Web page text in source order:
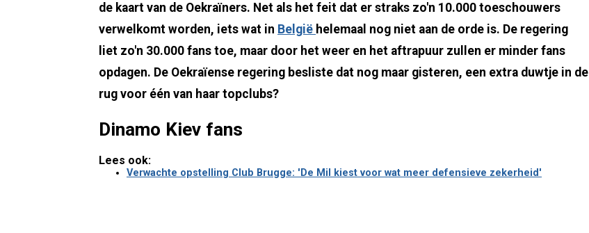
de kaart van de Oekraïners. Net als het feit dat er straks zo'n 10.000 toeschouwers
verwelkomt worden, iets wat in België helemaal nog niet aan de orde is. De regering
liet zo'n 30.000 fans toe, maar door het weer en het aftrapuur zullen er minder fans
opdagen. De Oekraïense regering besliste dat nog maar gisteren, een extra duwtje in de
rug voor één van haar topclubs?
Dinamo Kiev fans
Lees ook:
Verwachte opstelling Club Brugge: 'De Mil kiest voor wat meer defensieve zekerheid'